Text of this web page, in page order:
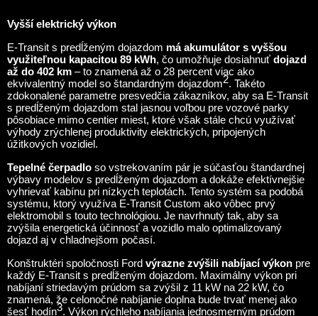
Vyšší elektrický výkon
E-Transit s predĺženým dojazdom má akumulátor s vyššou
využiteľnou kapacitou 89 kWh, čo umožňuje dosiahnuť dojazd
až do 402 km – to znamená až o 28 percent viac ako
ekvivalentný model so štandardným dojazdom2. Takéto
zdokonalené parametre presvedčia zákazníkov, aby sa E-Transit
s predĺženým dojazdom stal jasnou voľbou pre vozové parky
pôsobiace mimo centier miest, ktoré však stále chcú využívať
výhody zrýchlenej produktivity elektrických, pripojených
úžitkových vozidiel.
Tepelné čerpadlo so vstrekovaním pár je súčasťou štandardnej
výbavy modelov s predĺženým dojazdom a dokáže efektívnejšie
vyhrievať kabínu pri nízkych teplotách. Tento systém sa podobá
systému, ktorý využíva E-Transit Custom ako vôbec prvý
elektromobil s touto technológiou. Je navrhnutý tak, aby sa
zvýšila energetická účinnosť a vozidlo malo optimalizovaný
dojazd aj v chladnejšom počasí.
Konštruktéri spoločnosti Ford výrazne zvýšili nabíjací výkon pre
každý E-Transit s predĺženým dojazdom. Maximálny výkon pri
nabíjaní striedavým prúdom sa zvýšil z 11 kW na 22 kW, čo
znamená, že celonočné nabíjanie doplna bude trvať menej ako
šesť hodín3. Výkon rýchleho nabíjania jednosmerným prúdom